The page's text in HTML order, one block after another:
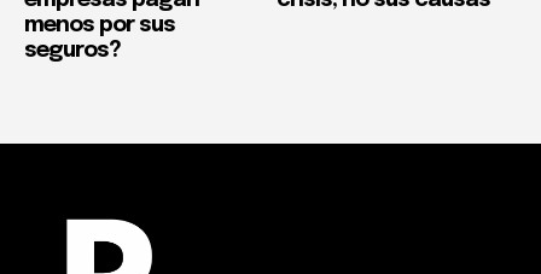
menos por sus
seguros?